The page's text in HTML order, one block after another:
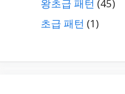
왕초급 패턴 (45)
초급 패턴 (1)